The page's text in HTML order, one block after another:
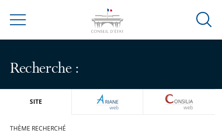
Menu
Ouvrir
Recherche :
SITE ARIANEWEB
THÈME RECHERCHÉ